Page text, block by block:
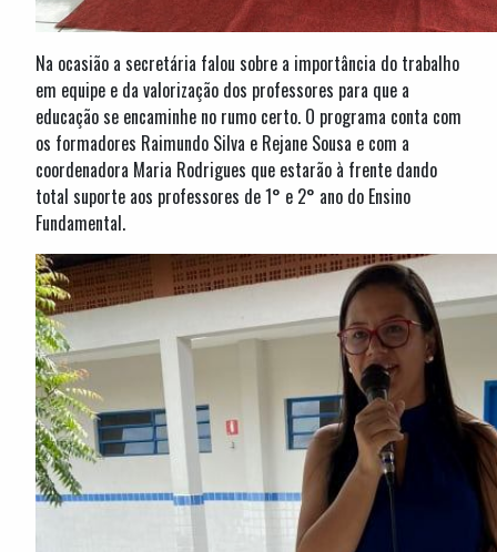
Na ocasião a secretária falou sobre a importância do trabalho
em equipe e da valorização dos professores para que a
educação se encaminhe no rumo certo. O programa conta com
os formadores Raimundo Silva e Rejane Sousa e com a
coordenadora Maria Rodrigues que estarão à frente dando
total suporte aos professores de 1° e 2° ano do Ensino
Fundamental.